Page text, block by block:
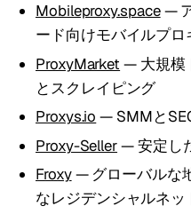
Mobileproxy.space—
ード向けモバイルプロ
ProxyMarket — 大規模
とスクレイピング
Proxys.io — SMMと
Proxy-Seller— 安定し
Froxy— グローバルな
なレジデンシャルネッ